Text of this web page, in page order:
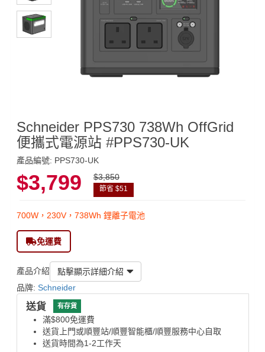
Schneider PPS730 738Wh OffGrid
便攜式電源站 #PPS730-UK
產品編號: PPS730-UK
$3,799 $3,850
節省 $51
700W，230V，738Wh 鋰離子電池
免運費
產品介紹
點擊顯示詳細介紹
品牌: Schneider
送貨 有存貨
滿$800免運費
送貨上門或順豐站/順豐智能櫃/順豐服務中心自取
送貨時間為1-2工作天